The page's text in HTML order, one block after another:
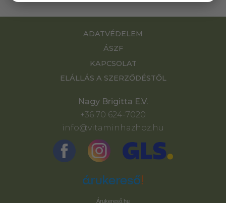
ADATVÉDELEM
ÁSZF
KAPCSOLAT
ELÁLLÁS A SZERZŐDÉSTŐL
Nagy Brigitta E.V.
+36 70 624-7020
info@vitaminhazhoz.hu
Árukereső.hu